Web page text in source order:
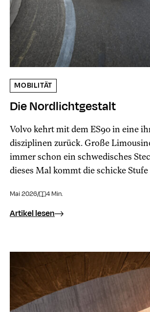
MOBILITÄT
Die Nordlichtgestalt
Volvo kehrt mit dem ES90 in eine
disziplinen zurück. Große
immer schon ein schwedisches
dieses Mal kommt die schicke
Mai 2026/ 4 Min.
Artikel lesen